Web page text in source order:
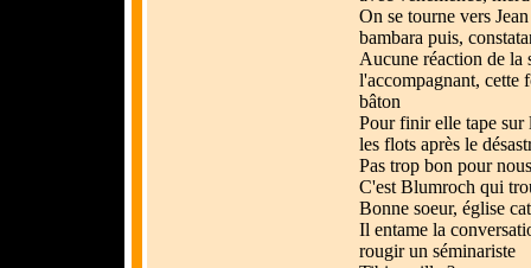
On se tourne vers
bambara puis,
Aucune réaction de
l'accompagnant, cette
bâton
Pour finir elle tape sur
les flots après le
Pas trop bon pour
C'est Blumroch qui
Bonne soeur, église
Il entame la
rougir un séminariste